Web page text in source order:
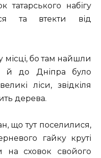
набігу
та втекти від
місці, бо там найшли
й до Дніпра було
ліси, звідкіля
дерева.
що тут поселилися,
гайку круті
на сховок свойого